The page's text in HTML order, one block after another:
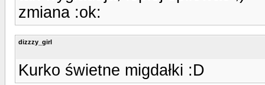
zmiana :ok:
dizzzy_girl
Kurko świetne migdałki :D